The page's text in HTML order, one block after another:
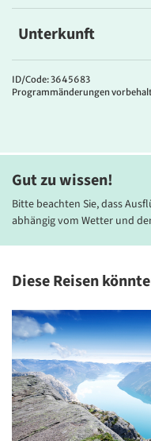
Unterkunft
Ihr Hotel
DasHotel Auerhahn
Whirlpool, Restaurant,
ID/Code: 3645683
Programmänderungen
Gut zu wissen!
Bitte beachten Sie, dass
abhängig vom Wetter und
Diese Reisen